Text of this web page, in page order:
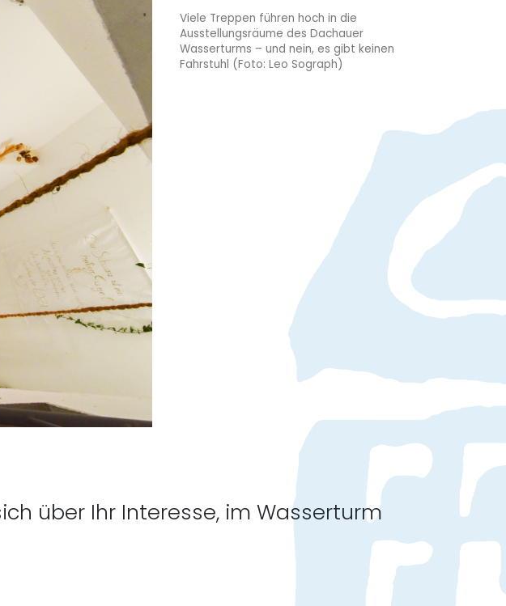
Viele Treppen führen hoch in die
Ausstellungsräume des Dachauer
Wasserturms – und nein, es gibt keinen
Fahrstuhl (Foto: Leo Sograph)
über Ihr Interesse, im Wasserturm